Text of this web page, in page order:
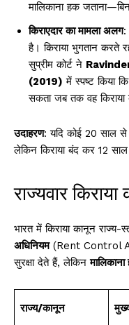
मालिकाना हक
किराएदार का मामला अलग:
है। किराया भुगतान करते
सुप्रीम कोर्ट ने
(2019) में स्पष्ट किया
सकता जब तक वह
उदाहरण: यदि कोई 20 साल से
लेकिन किराया बंद कर 12
राज्यवार
भारत में किराया कानून राज्य-
अधिनियम(Rent Control
सुरक्षा देते हैं, लेकिन
राज्य/कानून